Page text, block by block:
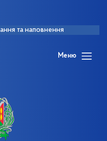
та наповнення
Меню